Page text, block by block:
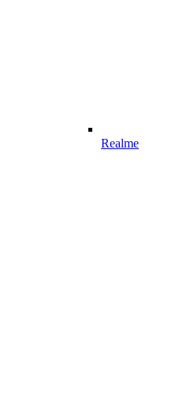
Realme